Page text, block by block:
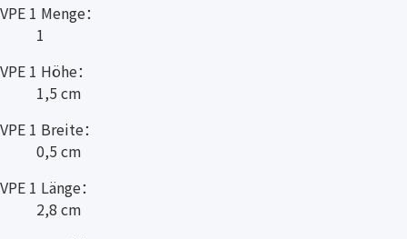
VPE 1 Menge：
1
VPE 1 Höhe：
1,5 cm
VPE 1 Breite：
0,5 cm
VPE 1 Länge：
2,8 cm